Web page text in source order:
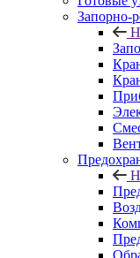
Запорно-